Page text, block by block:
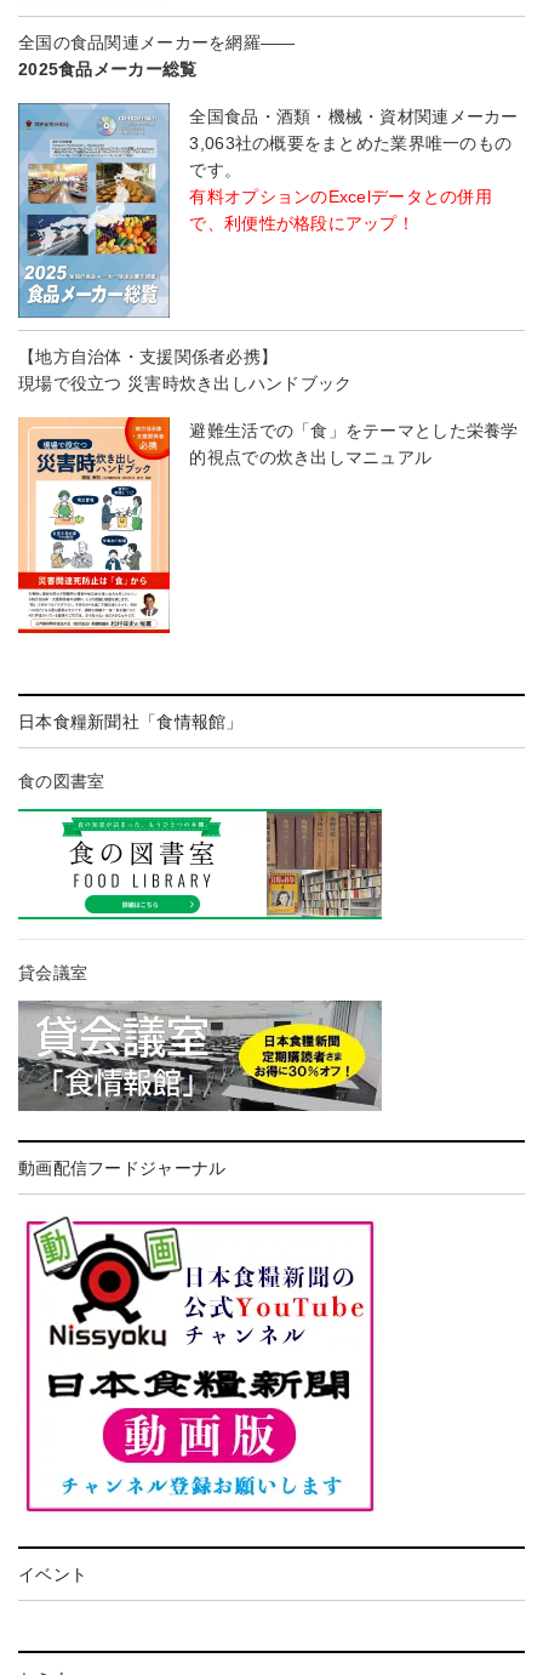
全国の食品関連メーカーを網羅――
2025食品メーカー総覧
全国食品・酒類・機械・資材関連メーカー
3,063社の概要をまとめた業界唯一のもの
です。
有料オプションのExcelデータとの併用
で、利便性が格段にアップ！
【地方自治体・支援関係者必携】
現場で役立つ 災害時炊き出しハンドブック
避難生活での「食」をテーマとした栄養学
的視点での炊き出しマニュアル
日本食糧新聞社「食情報館」
食の図書室
貸会議室
動画配信フードジャーナル
イベント